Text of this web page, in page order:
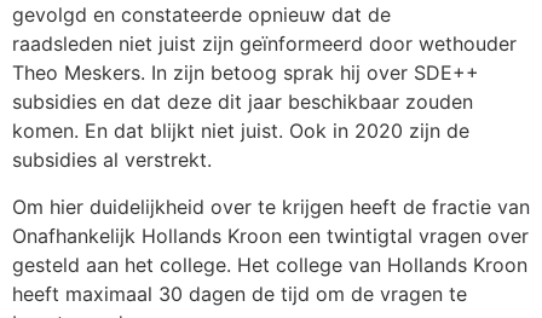
gevolgd en constateerde opnieuw dat de
raadsleden niet juist zijn geïnformeerd door wethouder
Theo Meskers. In zijn betoog sprak hij over SDE++
subsidies en dat deze dit jaar beschikbaar zouden
komen. En dat blijkt niet juist. Ook in 2020 zijn de
subsidies al verstrekt.
Om hier duidelijkheid over te krijgen heeft de fractie van
Onafhankelijk Hollands Kroon een twintigtal vragen over
gesteld aan het college. Het college van Hollands Kroon
heeft maximaal 30 dagen de tijd om de vragen te